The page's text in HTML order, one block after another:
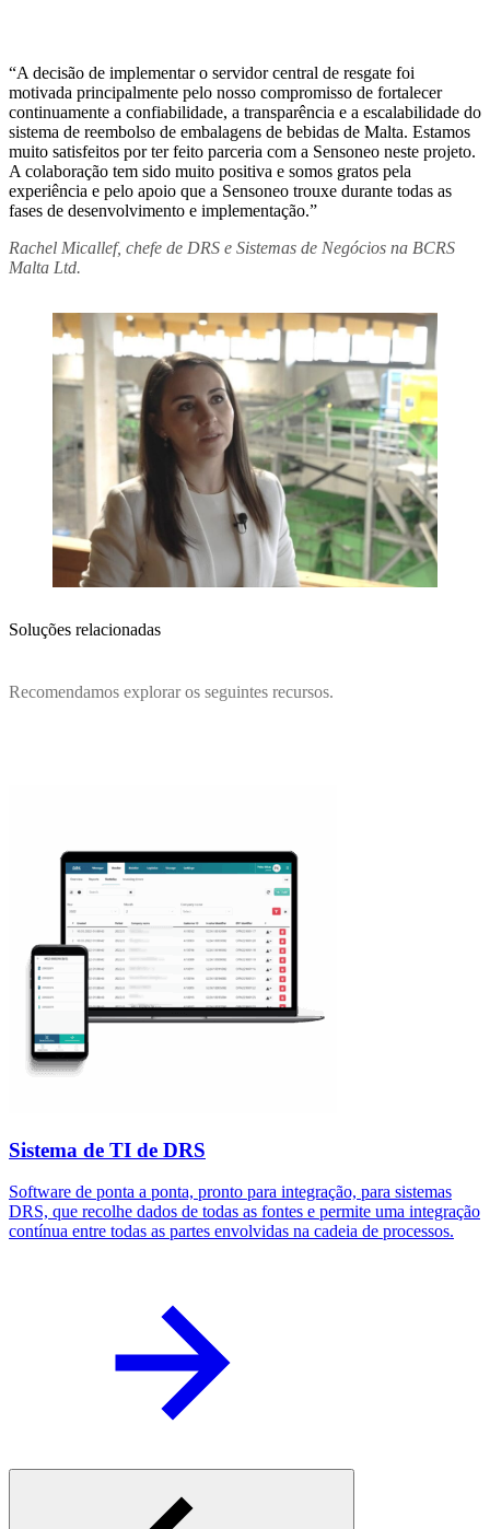
“A decisão de implementar o servidor central de resgate foi
motivada principalmente pelo nosso compromisso de fortalecer
continuamente a confiabilidade, a transparência e a escalabilidade do
sistema de reembolso de embalagens de bebidas de Malta. Estamos
muito satisfeitos por ter feito parceria com a Sensoneo neste projeto.
A colaboração tem sido muito positiva e somos gratos pela
experiência e pelo apoio que a Sensoneo trouxe durante todas as
fases de desenvolvimento e implementação.”
Rachel Micallef, chefe de DRS e Sistemas de Negócios na BCRS
Malta Ltd.
Soluções relacionadas
Recomendamos explorar os seguintes recursos.
Sistema de TI de DRS
Software de ponta a ponta, pronto para integração, para sistemas
DRS, que recolhe dados de todas as fontes e permite uma integração
contínua entre todas as partes envolvidas na cadeia de processos.